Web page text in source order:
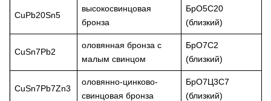
CuPb20Sn5
высокосвинцовая
бронза
БрО5С20
(близкий)
CuSn7Pb2
оловянная бронза с
малым свинцом
БрО7С2
(близкий)
CuSn7Pb7Zn3
оловянно-цинково-
свинцовая бронза
БрО7Ц3С7
(близкий)